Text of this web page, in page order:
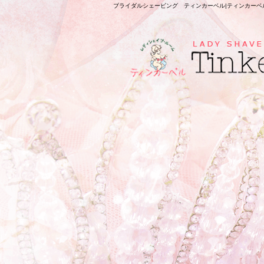
ブライダルシェービング ティンカーベル|ティンカーベ